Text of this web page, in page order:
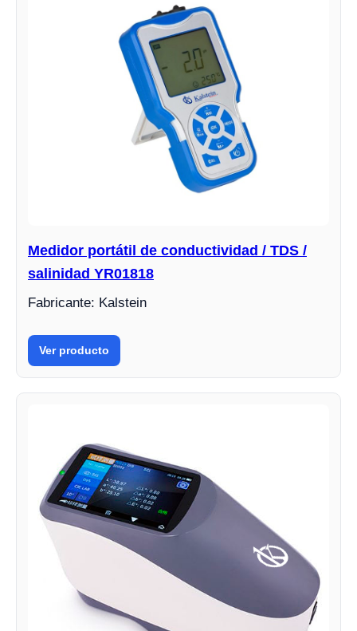
Medidor portátil de conductividad / TDS /
salinidad YR01818
Fabricante: Kalstein
Ver producto